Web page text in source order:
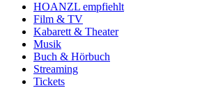
HOANZL empfiehlt
Film & TV
Kabarett & Theater
Musik
Buch & Hörbuch
Streaming
Tickets